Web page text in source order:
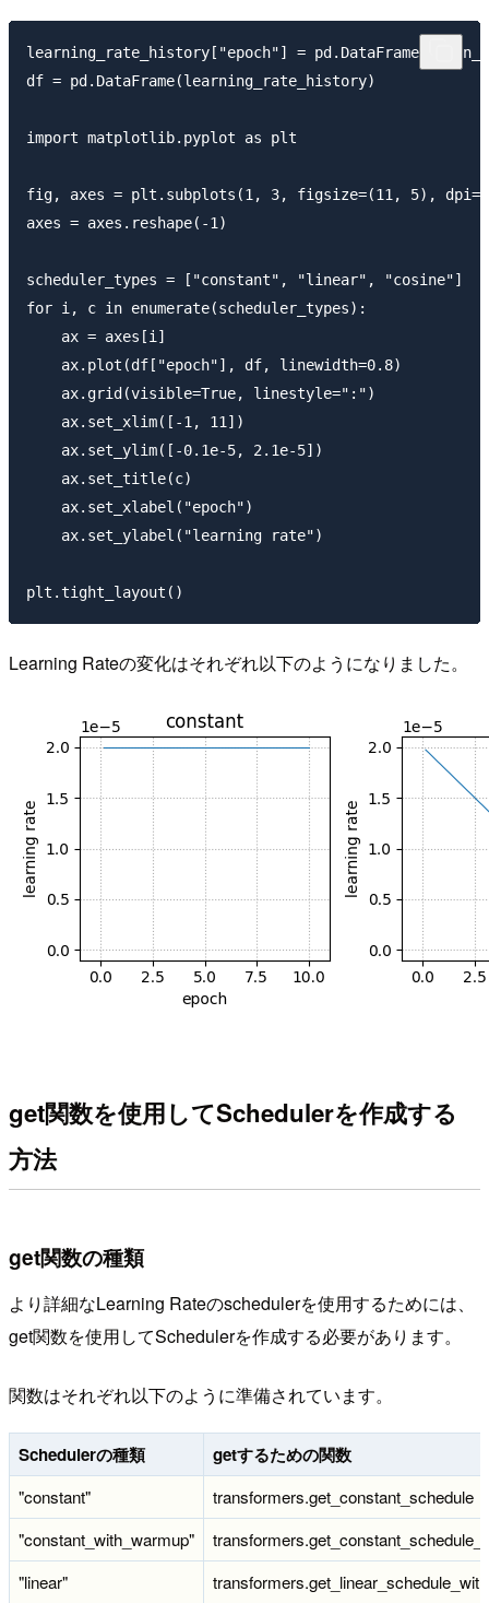
learning_rate_history["epoch"] =
df = pd.DataFrame(learning_rate_history)
import matplotlib.pyplot as plt
fig, axes = plt.subplots(1, 3, figsize=(11, 5),
axes = axes.reshape(-1)
scheduler_types = ["constant", "linear", "cosine"]
for i, c in enumerate(scheduler_types):
    ax = axes[i]
    ax.plot(df["epoch"], df, linewidth=0.8)
    ax.grid(visible=True, linestyle=":")
    ax.set_xlim([-1, 11])
    ax.set_ylim([-0.1e-5, 2.1e-5])
    ax.set_title(c)
    ax.set_xlabel("epoch")
    ax.set_ylabel("learning rate")
Learning Rateの変化はそれぞれ以下のようになりました。
get関数を使用してSchedulerを作成する
方法
get関数の種類
より詳細なLearning Rateのschedulerを使用するためには、
get関数を使用してSchedulerを作成する必要があります。
関数はそれぞれ以下のように準備されています。
Schedulerの種類 getするための関数
"constant"
transformers.get_constant_schedule
"constant_with_warmup"
"linear"